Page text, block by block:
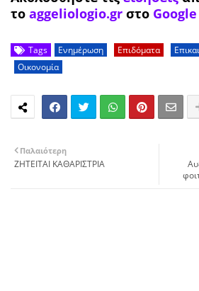
το aggeliologio.gr στο
Tags Ενημέρωση Επιδόματα
Οικονομία
Παλαιότερη
ΖΗΤΕΙΤΑΙ ΚΑΘΑΡΙΣΤΡΙΑ